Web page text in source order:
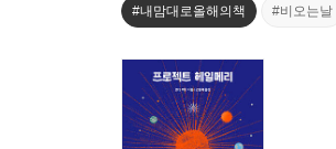
#내맘대로올해의책 #비오는날